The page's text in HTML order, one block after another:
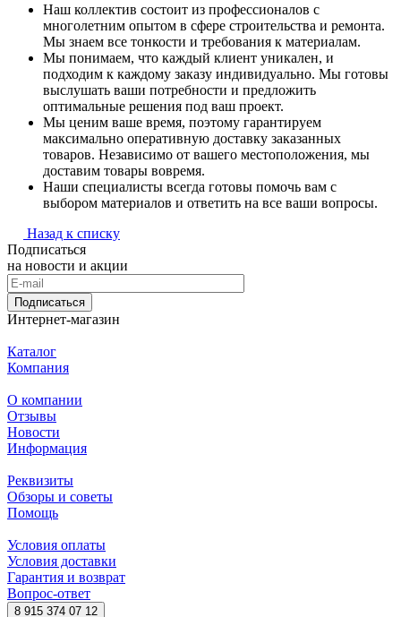
Наш коллектив состоит из профессионалов с
многолетним опытом в сфере строительства и ремонта.
Мы знаем все тонкости и требования к материалам.
Мы понимаем, что каждый клиент уникален, и
подходим к каждому заказу индивидуально. Мы готовы
выслушать ваши потребности и предложить
оптимальные решения под ваш проект.
Мы ценим ваше время, поэтому гарантируем
максимально оперативную доставку заказанных
товаров. Независимо от вашего местоположения, мы
доставим товары вовремя.
Наши специалисты всегда готовы помочь вам с
выбором материалов и ответить на все ваши вопросы.
Назад к списку
Подписаться
на новости и акции
Подписаться
Интернет-магазин
Каталог
Компания
О компании
Отзывы
Новости
Информация
Реквизиты
Обзоры и советы
Помощь
Условия оплаты
Условия доставки
Гарантия и возврат
Вопрос-ответ
8 915 374 07 12